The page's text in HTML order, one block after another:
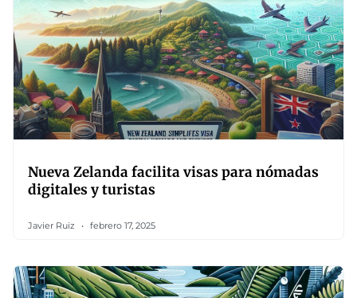
Nueva Zelanda facilita visas para nómadas
digitales y turistas
Javier Ruiz febrero 17, 2025